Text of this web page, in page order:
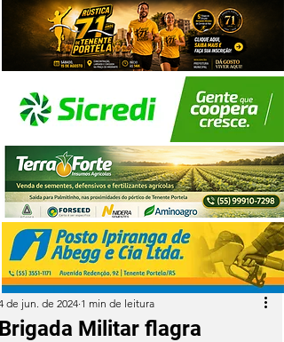
Militar flagra
de jun. de 2024 1 min de leitura